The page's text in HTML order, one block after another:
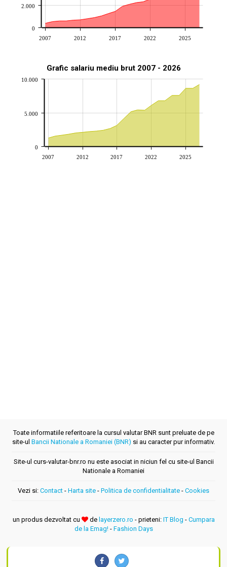
2007 2012 2017 2022 2025
0
2.000
Grafic salariu mediu brut 2007 - 2026
2007 2012 2017 2022 2025
0
5.000
10.000
Toate informatiile referitoare la cursul valutar BNR sunt preluate de pe
site-ul Bancii Nationale a Romaniei (BNR) si au caracter pur informativ.
Site-ul curs-valutar-bnr.ro nu este asociat in niciun fel cu site-ul Bancii
Nationale a Romaniei
Vezi si: Contact - Harta site - Politica de confidentialitate - Cookies
un produs dezvoltat cu de layerzero.ro - prieteni: IT Blog - Cumpara
de la Emag!- Fashion Days